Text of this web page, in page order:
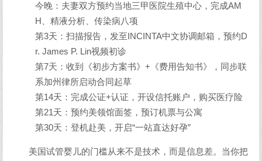
今晚：夫妻双方预约当地三甲医院生殖中心，完成AM
H、精液分析、传染病八项
第3天：扫描报告，发至INCINTA中文协调邮箱，预约D
r. James P. Lin视频初诊
第7天：收到《初步方案书》+《费用告知书》，同步联
系加州律所启动合同起草
第14天：完成公证+认证，开设信托账户，购买医疗险
第21天：预约美领馆面签，预订机票与公寓
第30天：登机赴美，开启“一站直达好孕”
美国试管婴儿的门槛从来不是技术，而是信息差。当你把